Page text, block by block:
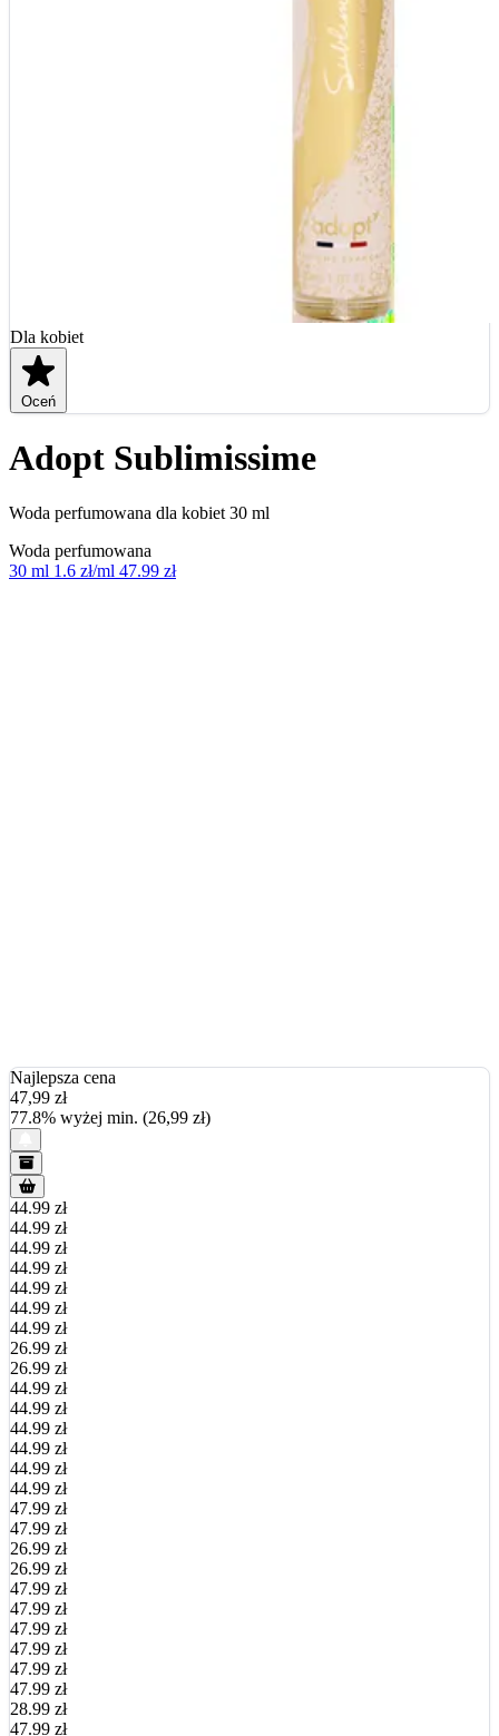
Dla kobiet
Oceń
Adopt Sublimissime
Woda perfumowana dla kobiet 30 ml
Woda perfumowana
30 ml 1.6 zł/ml 47.99 zł
Najlepsza cena
47,99 zł
77.8% wyżej min. (26,99 zł)
44.99 zł
44.99 zł
44.99 zł
44.99 zł
44.99 zł
44.99 zł
44.99 zł
26.99 zł
26.99 zł
44.99 zł
44.99 zł
44.99 zł
44.99 zł
44.99 zł
44.99 zł
47.99 zł
47.99 zł
26.99 zł
26.99 zł
47.99 zł
47.99 zł
47.99 zł
47.99 zł
47.99 zł
47.99 zł
28.99 zł
47.99 zł